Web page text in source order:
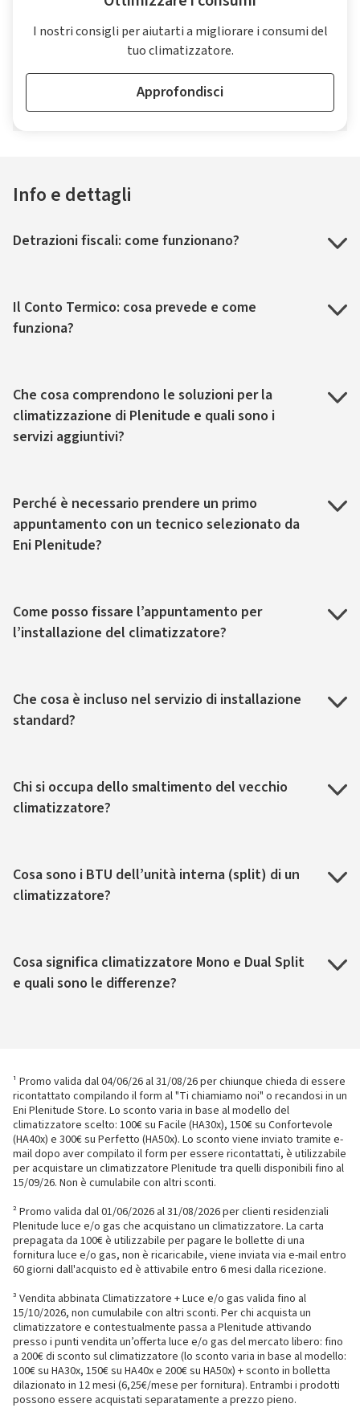
I nostri consigli per aiutarti a migliorare i consumi del
tuo climatizzatore.
Approfondisci
Info e dettagli
Detrazioni fiscali: come funzionano?
Il Conto Termico: cosa prevede e come
funziona?
Che cosa comprendono le soluzioni per la
climatizzazione di Plenitude e quali sono i
servizi aggiuntivi?
Perché è necessario prendere un primo
appuntamento con un tecnico selezionato da
Eni Plenitude?
Come posso fissare l’appuntamento per
l’installazione del climatizzatore?
Che cosa è incluso nel servizio di installazione
standard?
Chi si occupa dello smaltimento del vecchio
climatizzatore?
Cosa sono i BTU dell’unità interna (split) di un
climatizzatore?
Cosa significa climatizzatore Mono e Dual Split
e quali sono le differenze?
¹ Promo valida dal 04/06/26 al 31/08/26 per chiunque chieda di essere
ricontattato compilando il form al "Ti chiamiamo noi" o recandosi in un
Eni Plenitude Store. Lo sconto varia in base al modello del
climatizzatore scelto: 100€ su Facile (HA30x), 150€ su Confortevole
(HA40x) e 300€ su Perfetto (HA50x). Lo sconto viene inviato tramite e-
mail dopo aver compilato il form per essere ricontattati, è utilizzabile
per acquistare un climatizzatore Plenitude tra quelli disponibili fino al
15/09/26. Non è cumulabile con altri sconti.
² Promo valida dal 01/06/2026 al 31/08/2026 per clienti residenziali
Plenitude luce e/o gas che acquistano un climatizzatore. La carta
prepagata da 100€ è utilizzabile per pagare le bollette di una
fornitura luce e/o gas, non è ricaricabile, viene inviata via e-mail entro
60 giorni dall'acquisto ed è attivabile entro 6 mesi dalla ricezione.
³ Vendita abbinata Climatizzatore + Luce e/o gas valida fino al
15/10/2026, non cumulabile con altri sconti. Per chi acquista un
climatizzatore e contestualmente passa a Plenitude attivando
presso i punti vendita un’offerta luce e/o gas del mercato libero: fino
a 200€ di sconto sul climatizzatore (lo sconto varia in base al modello:
100€ su HA30x, 150€ su HA40x e 200€ su HA50x) + sconto in bolletta
dilazionato in 12 mesi (6,25€/mese per fornitura). Entrambi i prodotti
possono essere acquistati separatamente a prezzo pieno.